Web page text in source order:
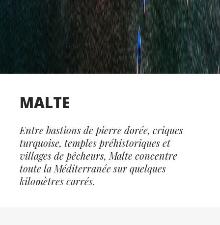
MALTE
Entre bastions de pierre dorée, criques
turquoise, temples préhistoriques et
villages de pêcheurs, Malte concentre
toute la Méditerranée sur quelques
kilomètres carrés.